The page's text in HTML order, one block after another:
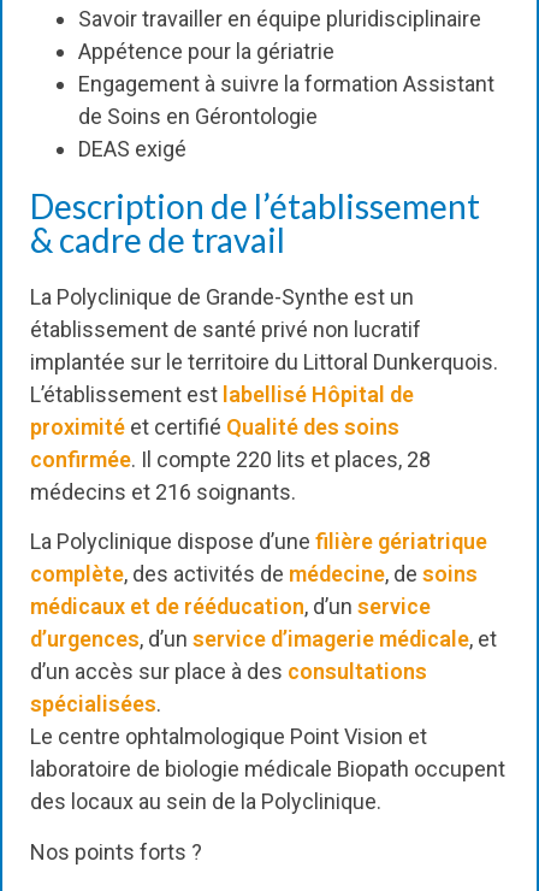
Savoir travailler en équipe pluridisciplinaire
Appétence pour la gériatrie
Engagement à suivre la formation Assistant
de Soins en Gérontologie
DEAS exigé
Description de l’établissement
& cadre de travail
La Polyclinique de Grande-Synthe est un
établissement de santé privé non lucratif
implantée sur le territoire du Littoral Dunkerquois.
L’établissement est labellisé Hôpital de
proximité et certifié Qualité des soins
confirmée. Il compte 220 lits et places, 28
médecins et 216 soignants.
La Polyclinique dispose d’unefilière gériatrique
complète, des activités de médecine, desoins
médicaux et de rééducation, d’unservice
d’urgences, d’unservice d’imagerie médicale, et
d’un accès sur place à des consultations
spécialisées.
Le centre ophtalmologique Point Vision et
laboratoire de biologie médicale Biopath occupent
des locaux au sein de la Polyclinique.
Nos points forts ?